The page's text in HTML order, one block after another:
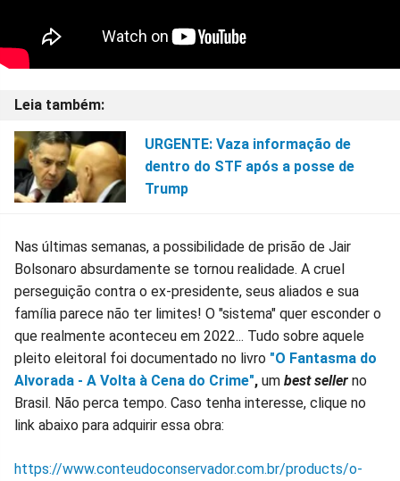
URGENTE: Vaza informação de
dentro do STF após a posse de
Trump
Nas últimas semanas, a possibilidade de prisão de Jair
Bolsonaro absurdamente se tornou realidade. A cruel
perseguição contra o ex-presidente, seus aliados e sua
família parece não ter limites! O "sistema" quer esconder o
que realmente aconteceu em 2022... Tudo sobre aquele
pleito eleitoral foi documentado no livro "O Fantasma do
Alvorada - A Volta à Cena do Crime", um best seller no
Brasil. Não perca tempo. Caso tenha interesse, clique no
link abaixo para adquirir essa obra:
https://www.conteudoconservador.com.br/products/o-